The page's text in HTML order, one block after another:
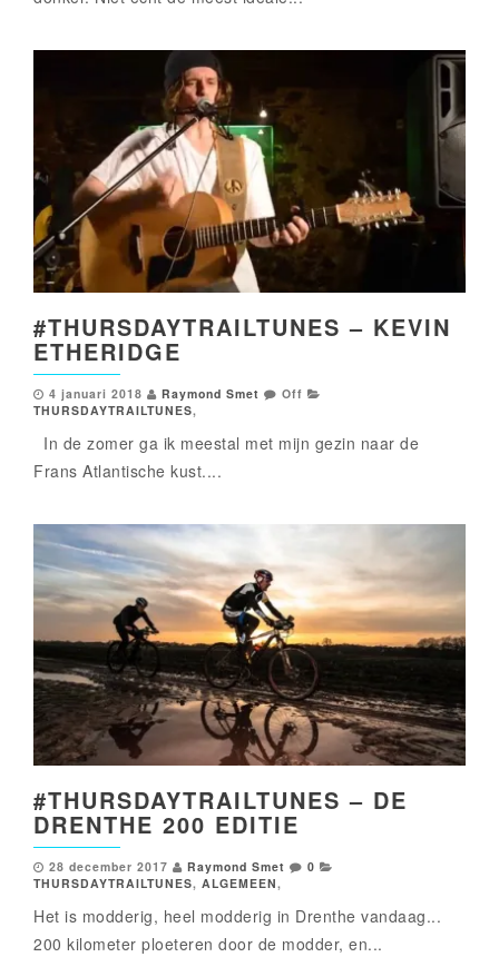
#THURSDAYTRAILTUNES – KEVIN
ETHERIDGE
4 januari 2018 Raymond Smet
Off
THURSDAYTRAILTUNES,
In de zomer ga ik meestal met mijn gezin naar de
Frans Atlantische kust....
#THURSDAYTRAILTUNES – DE
DRENTHE 200 EDITIE
28 december 2017 Raymond Smet
0
THURSDAYTRAILTUNES, ALGEMEEN,
Het is modderig, heel modderig in Drenthe vandaag...
200 kilometer ploeteren door de modder, en...